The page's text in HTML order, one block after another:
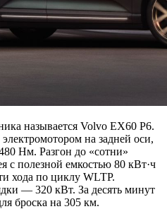
называется Volvo EX60 P6.
на задней оси,
Нм. Разгон до «сотни»
с полезной емкостью 80 кВт·ч
хода по циклу WLTP.
— 320 кВт. За десять минут
броска на 305 км.